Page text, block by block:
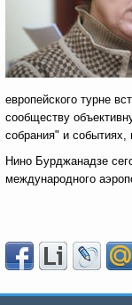
европейского турне
сообществу
собрания" и
Нино Бурджанадзе
международного